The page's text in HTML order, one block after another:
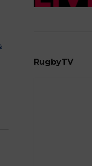
RugbyTV